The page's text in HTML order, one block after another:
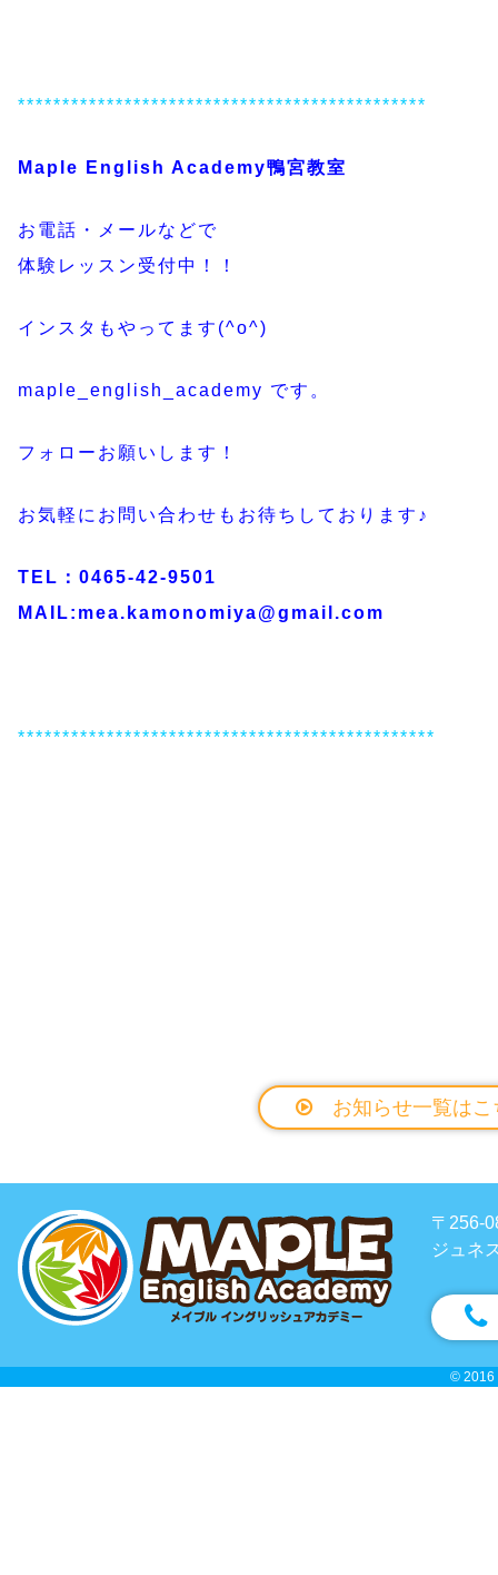
**********************************************
Maple English Academy鴨宮教室
お電話・メールなどで
体験レッスン受付中！！
インスタもやってます(^o^)
maple_english_academy です。
フォローお願いします！
お気軽にお問い合わせもお待ちしております♪
TEL：0465-42-9501
MAIL:mea.kamonomiya@gmail.com
***********************************************
お知らせ一覧はこ
〒256-
ジュネ
© 2016